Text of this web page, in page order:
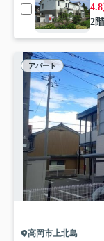
2
アパート
高岡市上北島